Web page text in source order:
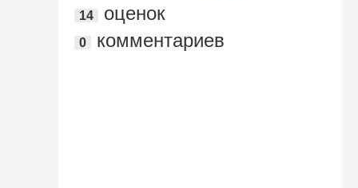
управления"
14 оценок
0 комментариев